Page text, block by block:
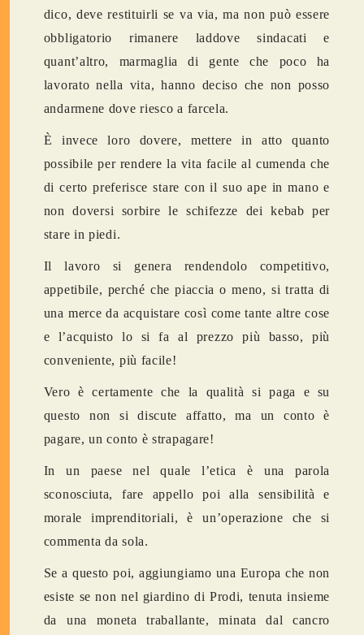
dico, deve restituirli se va via, ma non può essere
obbligatorio rimanere laddove sindacati e
quant’altro, marmaglia di gente che poco ha
lavorato nella vita, hanno deciso che non posso
andarmene dove riesco a farcela.
È invece loro dovere, mettere in atto quanto
possibile per rendere la vita facile al cumenda che
di certo preferisce stare con il suo ape in mano e
non doversi sorbire le schifezze dei kebab per
stare in piedi.
Il lavoro si genera rendendolo competitivo,
appetibile, perché che piaccia o meno, si tratta di
una merce da acquistare così come tante altre cose
e l’acquisto lo si fa al prezzo più basso, più
conveniente, più facile!
Vero è certamente che la qualità si paga e su
questo non si discute affatto, ma un conto è
pagare, un conto è strapagare!
In un paese nel quale l’etica è una parola
sconosciuta, fare appello poi alla sensibilità e
morale imprenditoriali, è un’operazione che si
commenta da sola.
Se a questo poi, aggiungiamo una Europa che non
esiste se non nel giardino di Prodi, tenuta insieme
da una moneta traballante, minata dal cancro